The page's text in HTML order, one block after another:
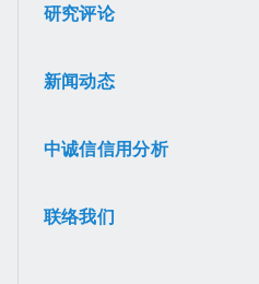
研究评论
新闻动态
中诚信信用分析
联络我们